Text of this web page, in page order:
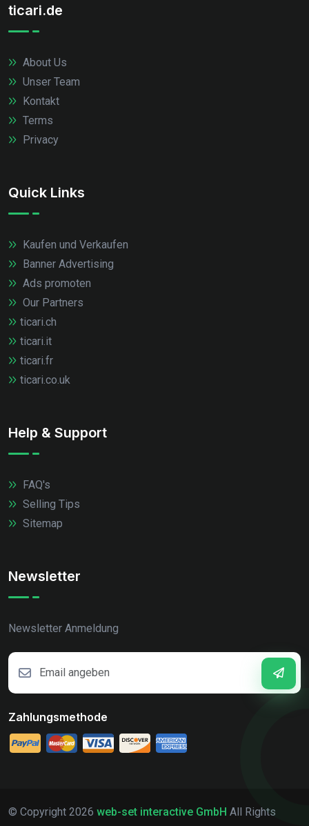
ticari.de
About Us
Unser Team
Kontakt
Terms
Privacy
Quick Links
Kaufen und Verkaufen
Banner Advertising
Ads promoten
Our Partners
ticari.ch
ticari.it
ticari.fr
ticari.co.uk
Help & Support
FAQ's
Selling Tips
Sitemap
Newsletter
Newsletter Anmeldung
Zahlungsmethode
© Copyright 2026 web-set interactive GmbH All Rights